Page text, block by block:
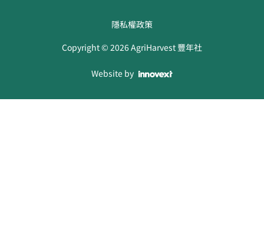
隱私權政策
Copyright ©2026AgriHarvest 豐年社
Website by